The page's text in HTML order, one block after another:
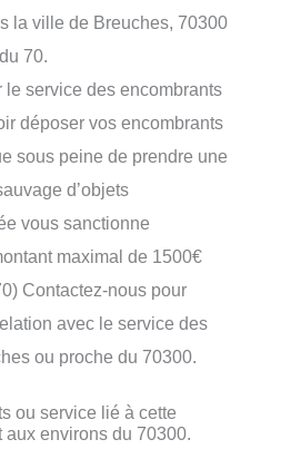
la ville de Breuches, 70300
70.
le service des encombrants
déposer vos encombrants
sous peine de prendre une
d’objets
vous sanctionne
maximal de 1500€
Contactez-nous pour
avec le service des
ou proche du 70300.
ou service lié à cette
environs du 70300.